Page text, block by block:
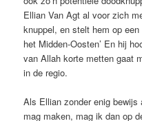
Ellian Van Agt al voor zich
knuppel, en stelt hem op
het Midden-Oosten’ En hij
van Allah korte metten gaat
in de regio.
Als Ellian zonder enig
mag maken, mag ik dan op